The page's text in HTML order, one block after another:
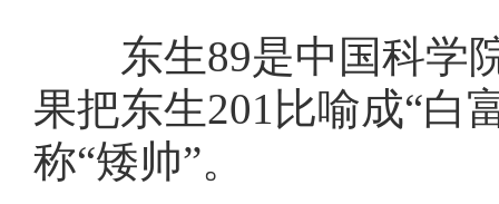
东生89是中国科学院
果把东生201比喻成“白
称“矮帅”。